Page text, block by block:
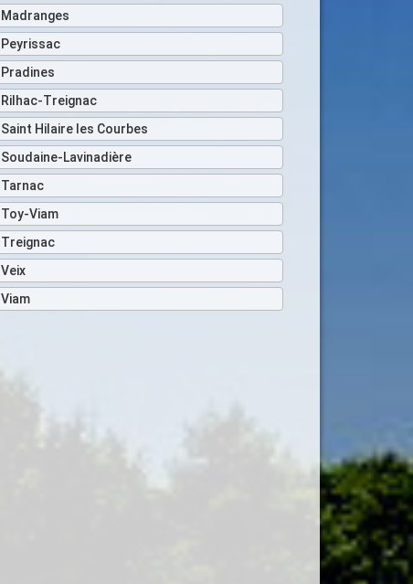
Madranges
Peyrissac
Pradines
Rilhac-Treignac
Saint Hilaire les Courbes
Soudaine-Lavinadière
Tarnac
Toy-Viam
Treignac
Veix
Viam